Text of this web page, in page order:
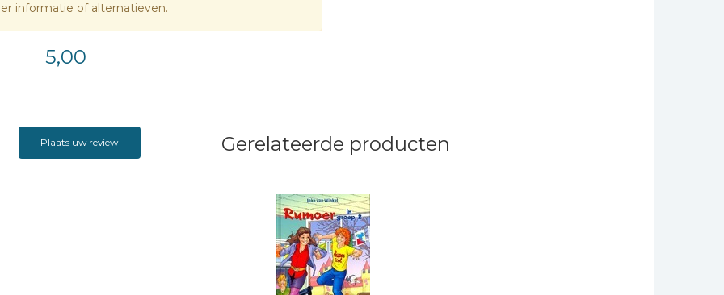
informatie of alternatieven.
5,00
Plaats uw review Gerelateerde producten